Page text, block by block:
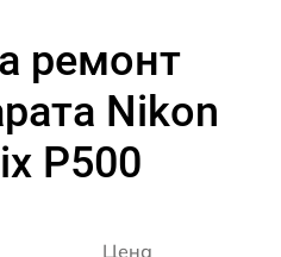
ремонт
Nikon
P500
Цена